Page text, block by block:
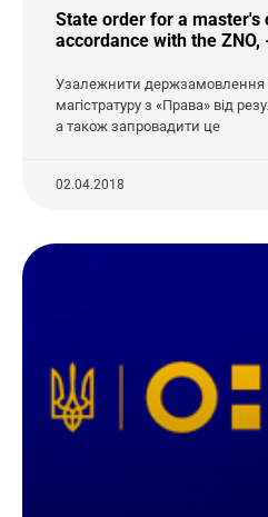
State order for a master's
accordance with the
Узалежнити держзамовлення
магістратуру з «Права» від
а також запровадити це
02.04.2018